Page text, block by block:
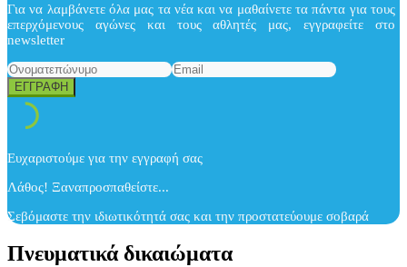
Για να λαμβάνετε όλα μας τα νέα και να μαθαίνετε τα πάντα για τους
επερχόμενους αγώνες και τους αθλητές μας, εγγραφείτε στο
newsletter
Ευχαριστούμε για την εγγραφή σας
Λάθος! Ξαναπροσπαθείστε...
Σεβόμαστε την ιδιωτικότητά σας και την προστατεύουμε σοβαρά
Πνευματικά δικαιώματα